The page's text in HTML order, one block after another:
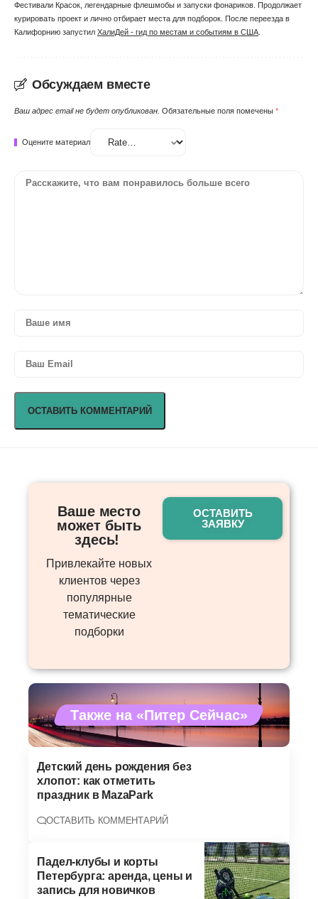
Фестивали Красок, легендарные флешмобы и запуски фонариков. Продолжает
курировать проект и лично отбирает места для подборок. После переезда в
Калифорнию запустил ХалиДей - гид по местам и событиям в США
Обсуждаем вместе
Ваш адрес email не будет опубликован. Обязательные поля помечены *
Оцените материал
Ваше место
может быть
здесь! ​
Привлекайте новых
клиентов через
популярные
тематические
подборки
ОСТАВИТЬ
ЗАЯВКУ
Также на «Питер Сейчас»
Детский день рождения без
хлопот: как отметить
праздник в MazaPark
ОСТАВИТЬ КОММЕНТАРИЙ
Падел-клубы и корты
Петербурга: аренда, цены и
запись для новичков